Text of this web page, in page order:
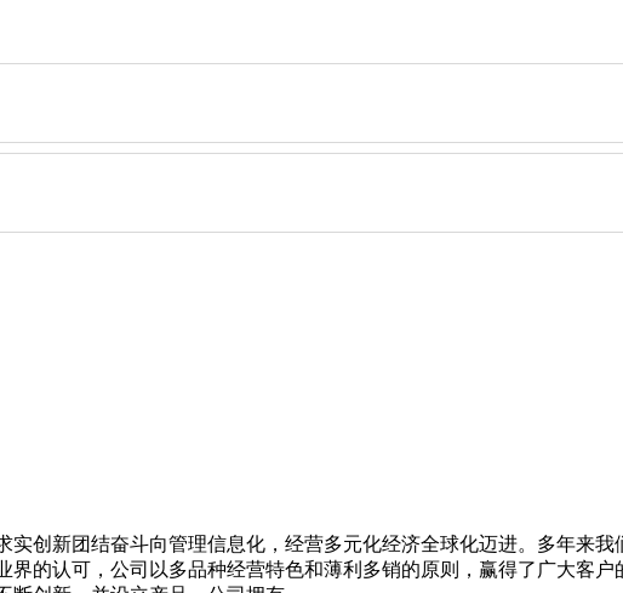
新团结奋斗向管理信息化，经营多元化经济全球化迈进。多年来我
的认可，公司以多品种经营特色和薄利多销的原则，赢得了广大客